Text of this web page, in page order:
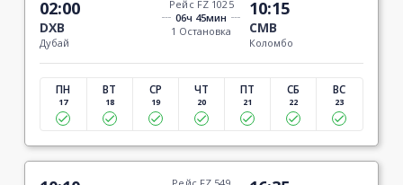
02:00
DXB
Дубай
Рейс FZ 1025
06ч 45мин
1 Остановка
10:15
CMB
Коломбо
ПН
17
ВТ
18
СР
19
ЧТ
20
ПТ
21
СБ
22
ВС
23